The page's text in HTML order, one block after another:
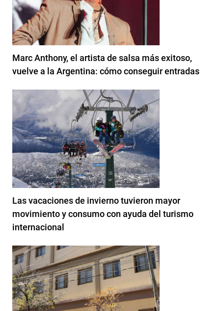
Marc Anthony, el artista de salsa más exitoso,
vuelve a la Argentina: cómo conseguir entradas
Las vacaciones de invierno tuvieron mayor
movimiento y consumo con ayuda del turismo
internacional